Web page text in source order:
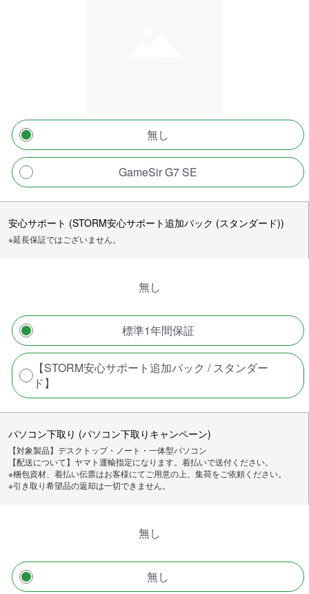
無し
GameSir G7 SE
安心サポート (STORM安心サポート追加パック (スタンダード))
※延長保証ではございません。
無し
標準1年間保証
【STORM安心サポート追加パック / スタンダー
ド】
パソコン下取り (パソコン下取りキャンペーン)
【対象製品】デスクトップ・ノート・一体型パソコン
【配送について】ヤマト運輸指定になります。着払いで送付ください。
※梱包資材、着払い伝票はお客様にてご用意の上、集荷をご依頼ください。
※引き取り希望品の返却は一切できません。
無し
無し